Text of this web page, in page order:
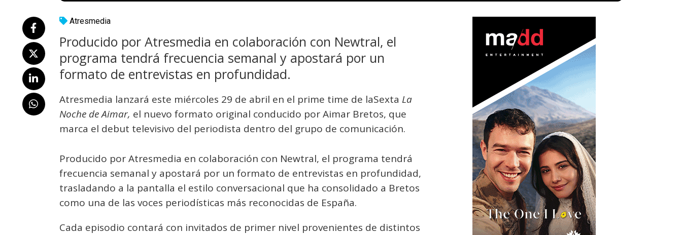
Atresmedia
Producido por Atresmedia en colaboración con Newtral, el
programa tendrá frecuencia semanal y apostará por un
formato de entrevistas en profundidad.
Atresmedia lanzará este miércoles 29 de abril en el prime time de laSexta La
Noche de Aimar, el nuevo formato original conducido por Aimar Bretos, que
marca el debut televisivo del periodista dentro del grupo de comunicación.
Producido por Atresmedia en colaboración con Newtral, el programa tendrá
frecuencia semanal y apostará por un formato de entrevistas en profundidad,
trasladando a la pantalla el estilo conversacional que ha consolidado a Bretos
como una de las voces periodísticas más reconocidas de España.
Cada episodio contará con invitados de primer nivel provenientes de distintos